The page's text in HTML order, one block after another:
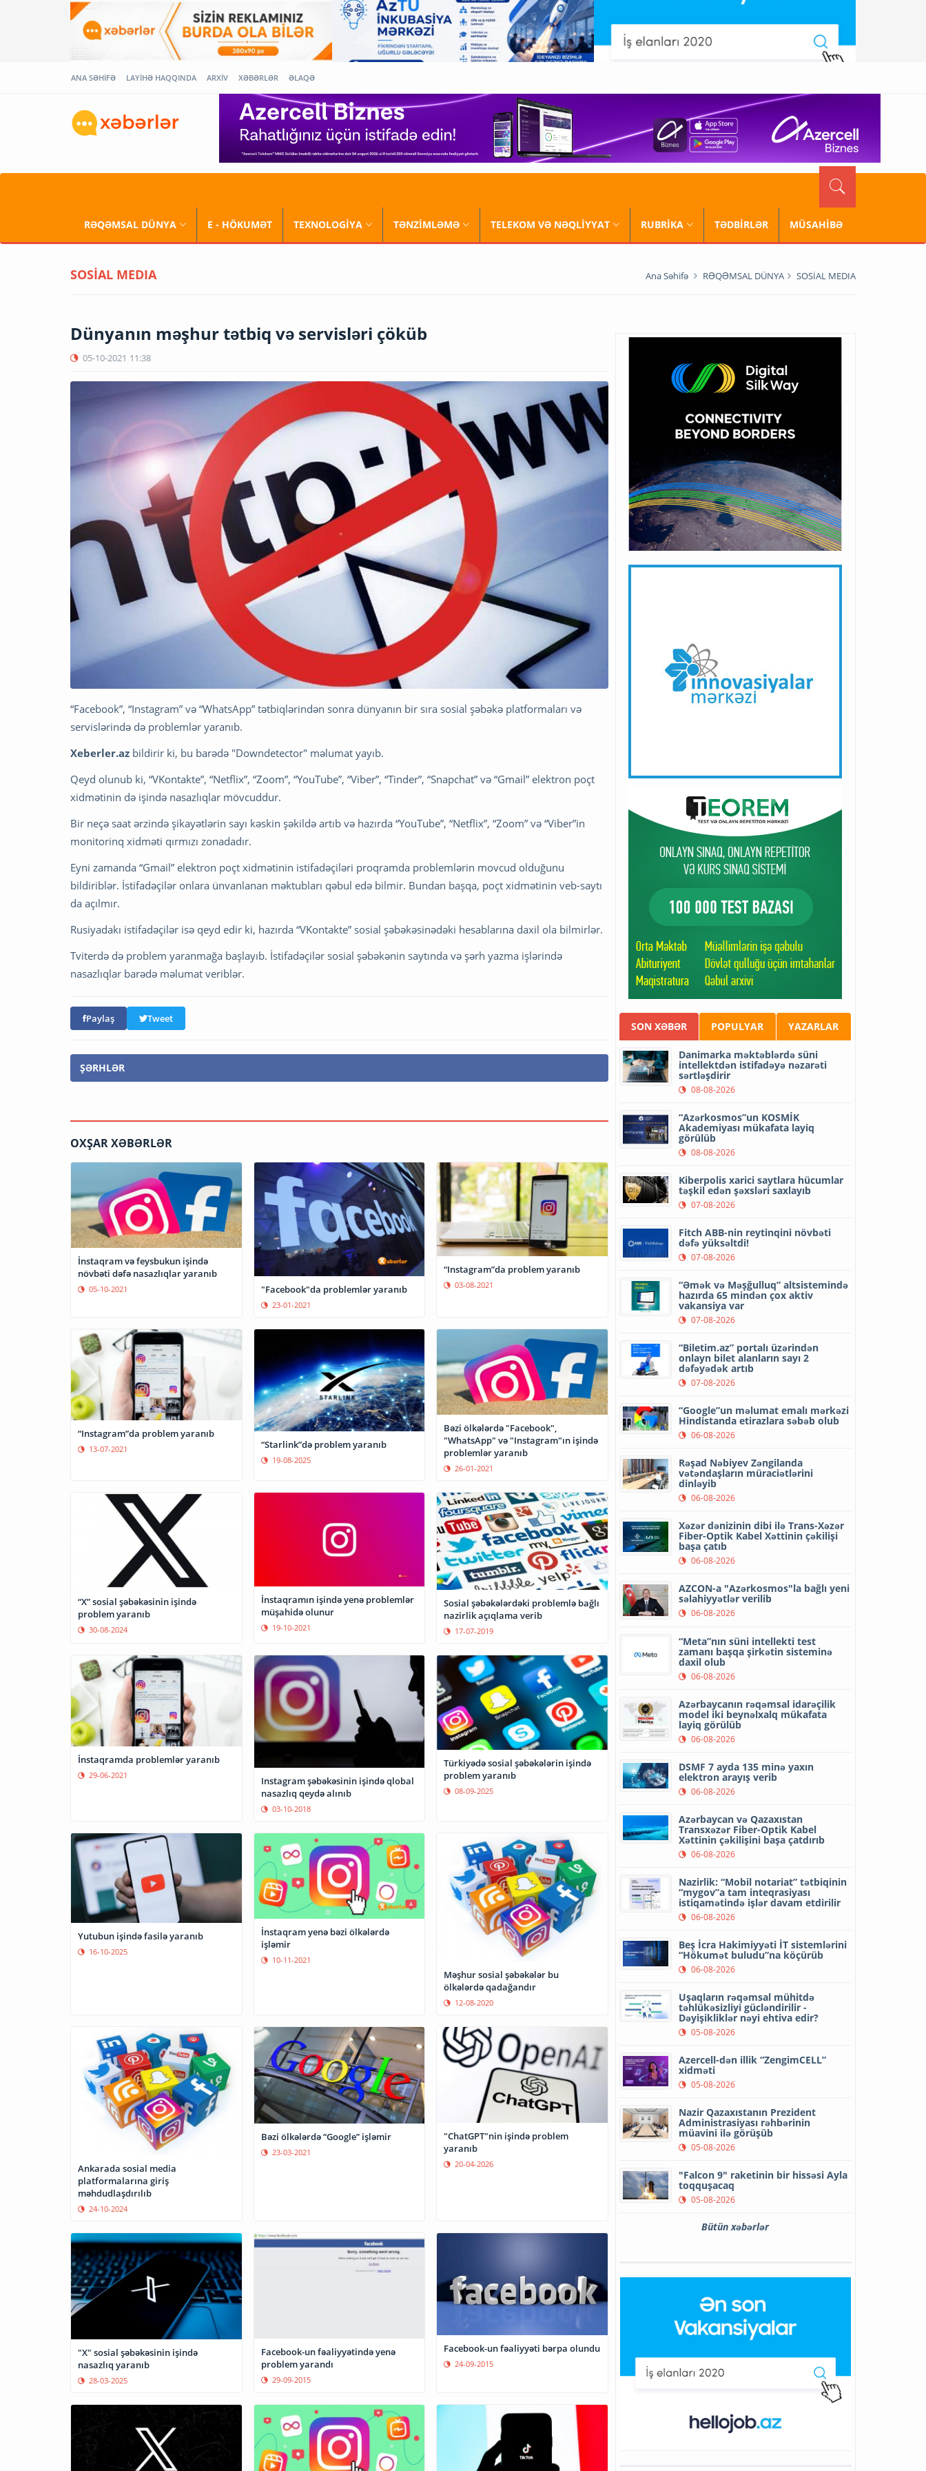
ANA SƏHİFƏ LAYİHƏ HAQQINDA ARXİV XƏBƏRLƏR ƏLAQƏ
RƏQƏMSAL DÜNYA E - HÖKUMƏT TEXNOLOGİYA TƏNZİMLƏMƏ TELEKOM VƏ NƏQLİYYAT RUBRİKA TƏDBİRLƏR MÜSAHİBƏ
SOSİAL MEDIA Ana Səhifə RƏQƏMSAL DÜNYA SOSİAL MEDIA
Dünyanın məşhur tətbiq və servisləri çöküb
05-10-2021 11:38
“Facebook”, “Instagram” və “WhatsApp” tətbiqlərindən sonra dünyanın bir sıra sosial şəbəkə platformaları və
servislərində də problemlər yaranıb.
Xeberler.az bildirir ki, bu barədə "Downdetector" məlumat yayıb.
Qeyd olunub ki, “VKontakte”, “Netflix”, “Zoom”, “YouTube”, “Viber”, “Tinder”, “Snapchat” və “Gmail” elektron poçt
xidmətinin də işində nasazlıqlar mövcuddur.
Bir neçə saat ərzində şikayətlərin sayı kəskin şəkildə artıb və hazırda “YouTube”, “Netflix”, “Zoom” və “Viber”in
monitorinq xidməti qırmızı zonadadır.
Eyni zamanda “Gmail” elektron poçt xidmətinin istifadəçiləri proqramda problemlərin movcud olduğunu
bildiriblər. İstifadəçilər onlara ünvanlanan məktubları qəbul edə bilmir. Bundan başqa, poçt xidmətinin veb-saytı
da açılmır.
Rusiyadakı istifadəçilər isə qeyd edir ki, hazırda “VKontakte” sosial şəbəkəsinədəki hesablarına daxil ola bilmirlər.
Tviterdə də problem yaranmağa başlayıb. İstifadəçilər sosial şəbəkənin saytında və şərh yazma işlərində
nasazlıqlar barədə məlumat veriblər.
Paylaş Tweet
ŞƏRHLƏR
OXŞAR XƏBƏRLƏR
İnstaqram və feysbukun işində
növbəti dəfə nasazlıqlar yaranıb
05-10-2021 "Facebook"da problemlər yaranıb
23-01-2021
“Instagram”da problem yaranıb
03-08-2021
“Instagram”da problem yaranıb
13-07-2021 “Starlink”də problem yaranıb
19-08-2025
Bəzi ölkələrdə "Facebook",
"WhatsApp" və "Instagram"ın işində
problemlər yaranıb
26-01-2021
“X” sosial şəbəkəsinin işində
problem yaranıb
30-08-2024
İnstaqramın işində yenə problemlər
müşahidə olunur
19-10-2021
Sosial şəbəkələrdəki problemlə bağlı
nazirlik açıqlama verib
17-07-2019
İnstaqramda problemlər yaranıb
29-06-2021
Instagram şəbəkəsinin işində qlobal
nasazlıq qeydə alınıb
03-10-2018
Türkiyədə sosial şəbəkələrin işində
problem yaranıb
08-09-2025
Yutubun işində fasilə yaranıb
16-10-2025
İnstaqram yenə bəzi ölkələrdə
işləmir
10-11-2021
Məşhur sosial şəbəkələr bu
ölkələrdə qadağandır
12-08-2020
Ankarada sosial media
platformalarına giriş
məhdudlaşdırılıb
24-10-2024
Bəzi ölkələrdə “Google” işləmir
23-03-2021
"ChatGPT"nin işində problem
yaranıb
20-04-2026
"X" sosial şəbəkəsinin işində
nasazlıq yaranıb
28-03-2025
Facebook-un fəaliyyətində yenə
problem yarandı
29-09-2015
Facebook-un fəaliyyəti bərpa olundu
24-09-2015
SON XƏBƏR POPULYAR YAZARLAR
Danimarka məktəblərdə süni
intellektdən istifadəyə nəzarəti
sərtləşdirir
08-08-2026
“Azərkosmos”un KOSMİK
Akademiyası mükafata layiq
görülüb
08-08-2026
Kiberpolis xarici saytlara hücumlar
təşkil edən şəxsləri saxlayıb
07-08-2026
Fitch ABB-nin reytinqini növbəti
dəfə yüksəltdi!
07-08-2026
“Əmək və Məşğulluq” altsistemində
hazırda 65 mindən çox aktiv
vakansiya var
07-08-2026
“Biletim.az” portalı üzərindən
onlayn bilet alanların sayı 2
dəfəyədək artıb
07-08-2026
“Google”un məlumat emalı mərkəzi
Hindistanda etirazlara səbəb olub
06-08-2026
Rəşad Nəbiyev Zəngilanda
vətəndaşların müraciətlərini
dinləyib
06-08-2026
Xəzər dənizinin dibi ilə Trans-Xəzər
Fiber-Optik Kabel Xəttinin çəkilişi
başa çatıb
06-08-2026
AZCON-a "Azərkosmos"la bağlı yeni
səlahiyyətlər verilib
06-08-2026
“Meta”nın süni intellekti test
zamanı başqa şirkətin sisteminə
daxil olub
06-08-2026
Azərbaycanın rəqəmsal idarəçilik
model iki beynəlxalq mükafata
layiq görülüb
06-08-2026
DSMF 7 ayda 135 minə yaxın
elektron arayış verib
06-08-2026
Azərbaycan və Qazaxıstan
Transxəzər Fiber-Optik Kabel
Xəttinin çəkilişini başa çatdırıb
06-08-2026
Nazirlik: “Mobil notariat” tətbiqinin
“mygov”a tam inteqrasiyası
istiqamətində işlər davam etdirilir
06-08-2026
Beş İcra Hakimiyyəti İT sistemlərini
“Hökumət buludu”na köçürüb
06-08-2026
Uşaqların rəqəmsal mühitdə
təhlükəsizliyi gücləndirilir -
Dəyişikliklər nəyi ehtiva edir?
05-08-2026
Azercell-dən illik “ZengimCELL”
xidməti
05-08-2026
Nazir Qazaxıstanın Prezident
Administrasiyası rəhbərinin
müavini ilə görüşüb
05-08-2026
"Falcon 9" raketinin bir hissəsi Ayla
toqquşacaq
05-08-2026
Bütün xəbərlər